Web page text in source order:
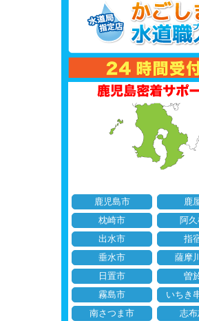
鹿児島市
鹿
枕崎市
阿
出水市
指
垂水市
薩摩
日置市
曽
霧島市
いちき
南さつま市
志